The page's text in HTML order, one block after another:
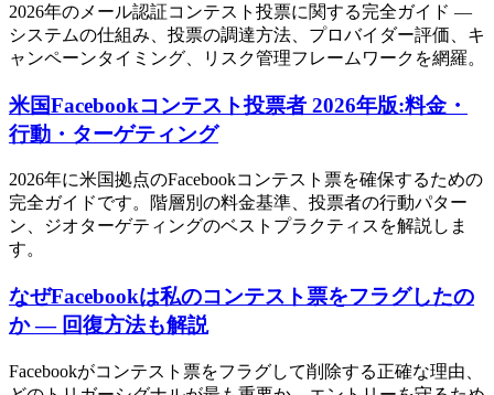
2026年のメール認証コンテスト投票に関する完全ガイド —
システムの仕組み、投票の調達方法、プロバイダー評価、キ
ャンペーンタイミング、リスク管理フレームワークを網羅。
米国Facebookコンテスト投票者 2026年版:料金・
行動・ターゲティング
2026年に米国拠点のFacebookコンテスト票を確保するための
完全ガイドです。階層別の料金基準、投票者の行動パター
ン、ジオターゲティングのベストプラクティスを解説しま
す。
なぜFacebookは私のコンテスト票をフラグしたの
か — 回復方法も解説
Facebookがコンテスト票をフラグして削除する正確な理由、